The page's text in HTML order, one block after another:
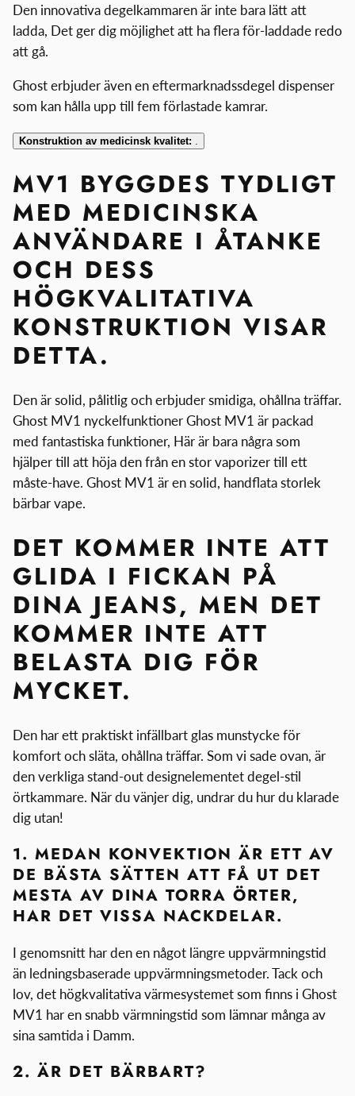
Den innovativa degelkammaren är inte bara lätt att
ladda, Det ger dig möjlighet att ha flera för-laddade redo
att gå.
Ghost erbjuder även en eftermarknadssdegel dispenser
som kan hålla upp till fem förlastade kamrar.
Konstruktion av medicinsk kvalitet: .
MV1 BYGGDES TYDLIGT
MED MEDICINSKA
ANVÄNDARE I ÅTANKE
OCH DESS
HÖGKVALITATIVA
KONSTRUKTION VISAR
DETTA.
Den är solid, pålitlig och erbjuder smidiga, ohållna träffar.
Ghost MV1 nyckelfunktioner Ghost MV1 är packad
med fantastiska funktioner, Här är bara några som
hjälper till att höja den från en stor vaporizer till ett
måste-have. Ghost MV1 är en solid, handflata storlek
bärbar vape.
DET KOMMER INTE ATT
GLIDA I FICKAN PÅ
DINA JEANS, MEN DET
KOMMER INTE ATT
BELASTA DIG FÖR
MYCKET.
Den har ett praktiskt infällbart glas munstycke för
komfort och släta, ohållna träffar. Som vi sade ovan, är
den verkliga stand-out designelementet degel-stil
örtkammare. När du vänjer dig, undrar du hur du klarade
dig utan!
1. MEDAN KONVEKTION ÄR ETT AV
DE BÄSTA SÄTTEN ATT FÅ UT DET
MESTA AV DINA TORRA ÖRTER,
HAR DET VISSA NACKDELAR.
I genomsnitt har den en något längre uppvärmningstid
än ledningsbaserade uppvärmningsmetoder. Tack och
lov, det högkvalitativa värmesystemet som finns i Ghost
MV1 har en snabb värmningstid som lämnar många av
sina samtida i Damm.
2. ÄR DET BÄRBART?